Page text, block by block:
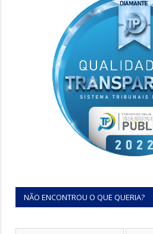
NÃO ENCONTROU O QUE QUERIA?